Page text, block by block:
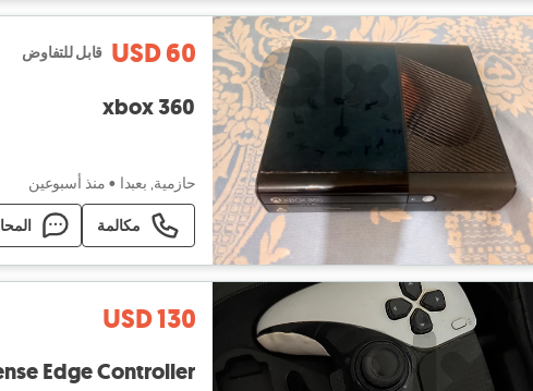
USD 60 قابل للتفاوض
xbox 360
حازمية, بعبدا • منذ أسبوعين
مكالمة
USD 130
Edge Controller